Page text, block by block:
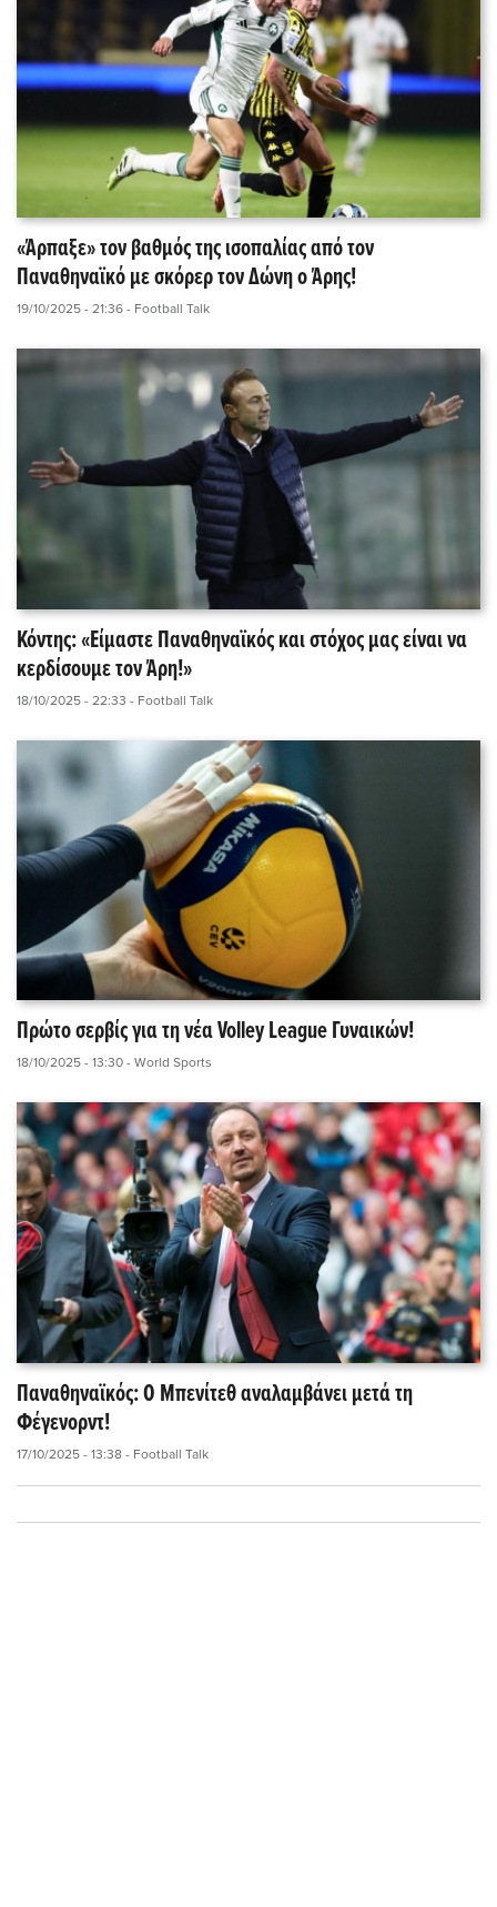
«Άρπαξε» τον βαθμός της ισοπαλίας από τον
Παναθηναϊκό με σκόρερ τον Δώνη ο Άρης!
19/10/2025 - 21:36 - Football Talk
Κόντης: «Είμαστε Παναθηναϊκός και στόχος μας είναι να
κερδίσουμε τον Άρη!»
18/10/2025 - 22:33 - Football Talk
Πρώτο σερβίς για τη νέα Volley League Γυναικών!
18/10/2025 - 13:30 - World Sports
Παναθηναϊκός: Ο Μπενίτεθ αναλαμβάνει μετά τη
Φέγενορντ!
17/10/2025 - 13:38 - Football Talk